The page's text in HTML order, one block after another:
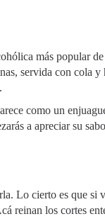
más popular
servida con cola
como un
a apreciar su
Lo cierto es que si
reinan los cortes